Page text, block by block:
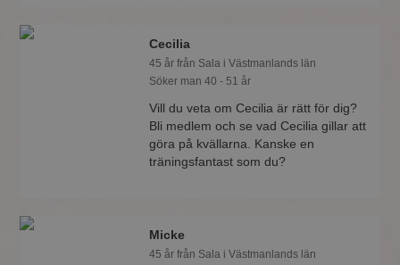
Cecilia
45 år från Sala i Västmanlands län
Söker man 40 - 51 år
Vill du veta om Cecilia är rätt för dig?
Bli medlem och se vad Cecilia gillar att
göra på kvällarna. Kanske en
träningsfantast som du?
Micke
45 år från Sala i Västmanlands län